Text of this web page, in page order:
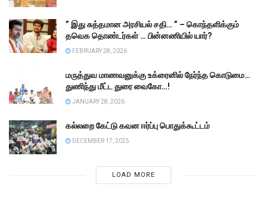
” இது சுத்தமான அரசியல் சதி… ” – கொந்தளிக்கும்
தவெக தொண்டர்கள் … பின்னணியில் யார்?
FEBRUARY 28, 2026
மருத்துவ மாணவனுக்கு உக்ரைனில் நேர்ந்த கொடுமை…
துணிந்து மீட்ட துரை வைகோ…!
JANUARY 28, 2026
கல்லறை கேட்டு கவன ஈர்ப்பு பொதுக்கூட்டம்
DECEMBER 17, 2025
LOAD MORE